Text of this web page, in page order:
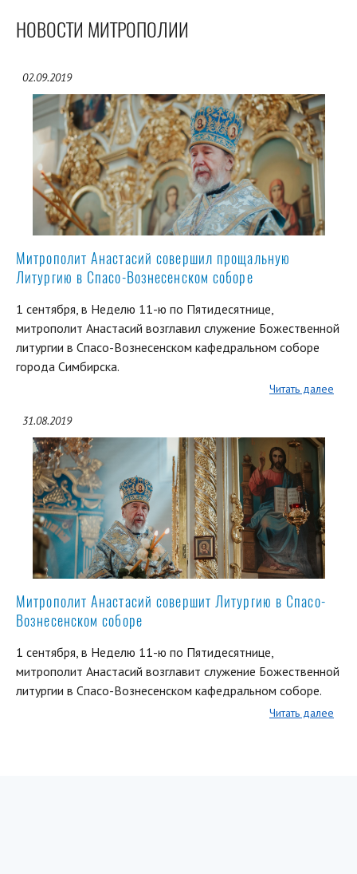
НОВОСТИ МИТРОПОЛИИ
02.09.2019
Митрополит Анастасий совершил прощальную
Литургию в Спасо-Вознесенском соборе
1 сентября, в Неделю 11-ю по Пятидесятнице,
митрополит Анастасий возглавил служение Божественной
литургии в Спасо-Вознесенском кафедральном соборе
города Симбирска.
Читать далее
31.08.2019
Митрополит Анастасий совершит Литургию в Спасо-
Вознесенском соборе
1 сентября, в Неделю 11-ю по Пятидесятнице,
митрополит Анастасий возглавит служение Божественной
литургии в Спасо-Вознесенском кафедральном соборе.
Читать далее